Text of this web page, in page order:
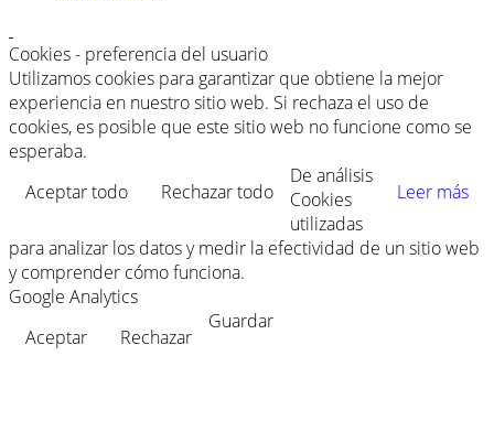
Cookies - preferencia del usuario
Utilizamos cookies para garantizar que obtiene la mejor
experiencia en nuestro sitio web. Si rechaza el uso de
cookies, es posible que este sitio web no funcione como se
esperaba.
Aceptar todo
Rechazar todo Leer más
De análisis
Cookies
utilizadas
para analizar los datos y medir la efectividad de un sitio web
y comprender cómo funciona.
Google Analytics
Aceptar
Rechazar
Guardar